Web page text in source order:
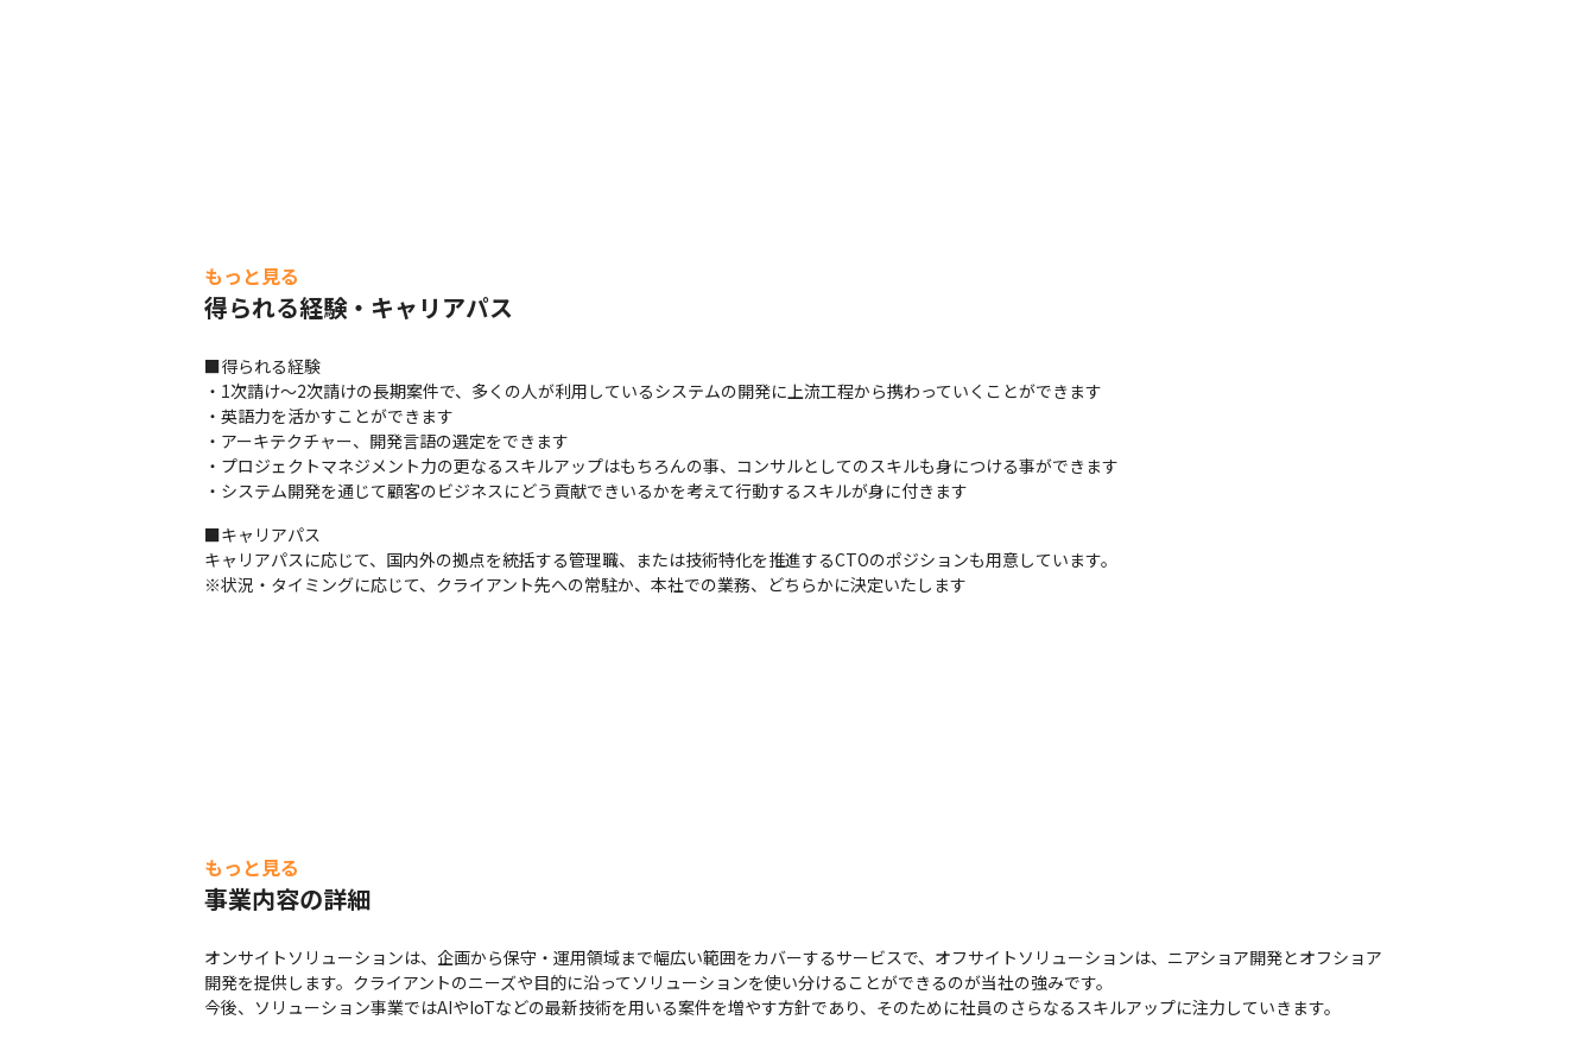
もっと見る
得られる経験・キャリアパス
■得られる経験
・1次請け～2次請けの長期案件で、多くの人が利用しているシステムの開発に上流工程から携わっていくことができます
・英語力を活かすことができます
・アーキテクチャー、開発言語の選定をできます
・プロジェクトマネジメント力の更なるスキルアップはもちろんの事、コンサルとしてのスキルも身につける事ができます
・システム開発を通じて顧客のビジネスにどう貢献できいるかを考えて行動するスキルが身に付きます
■キャリアパス
キャリアパスに応じて、国内外の拠点を統括する管理職、または技術特化を推進するCTOのポジションも用意しています。
※状況・タイミングに応じて、クライアント先への常駐か、本社での業務、どちらかに決定いたします
もっと見る
事業内容の詳細
オンサイトソリューションは、企画から保守・運用領域まで幅広い範囲をカバーするサービスで、オフサイトソリューションは、ニアショア開発とオフショア
開発を提供します。クライアントのニーズや目的に沿ってソリューションを使い分けることができるのが当社の強みです。
今後、ソリューション事業ではAIやIoTなどの最新技術を用いる案件を増やす方針であり、そのために社員のさらなるスキルアップに注力していきます。